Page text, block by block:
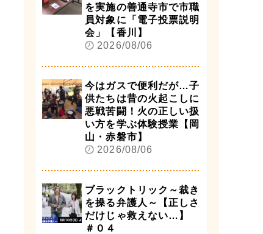
を実施の善通寺市で市職
員対象に「電子投票説明
会」【香川】
2026/08/06
今はガスで便利だが…子
供たちは昔の火起こしに
悪戦苦闘！火の正しい扱
い方を学ぶ体験授業【岡
山・赤磐市】
2026/08/06
ブラックトリック～裁き
を操る弁護人～【正しさ
だけじゃ救えない…】
＃０４